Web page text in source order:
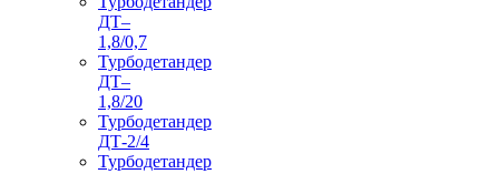
ДТ–
1,8/0,7
Турбодетандер
ДТ–
1,8/20
Турбодетандер
ДТ-2/4
Турбодетандер